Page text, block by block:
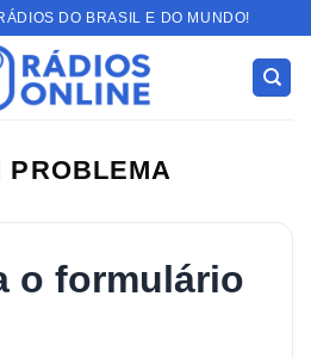
DO BRASIL E DO MUNDO!
PROBLEMA
o formulário